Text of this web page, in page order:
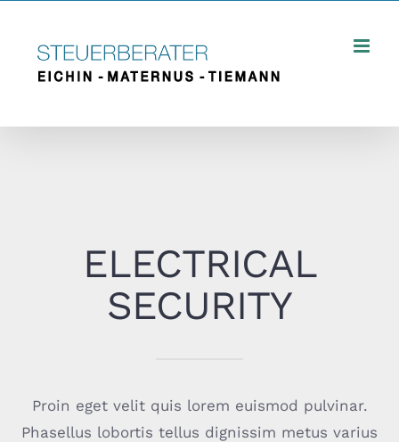
springen
ELECTRICAL
SECURITY
Proin eget velit quis lorem euismod pulvinar.
Phasellus lobortis tellus dignissim metus varius